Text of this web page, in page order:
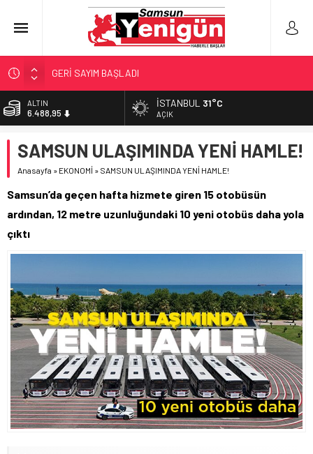
GERİ SAYIM BAŞLADI
SAMSUNSPOR’DA HEDEF 5’İNCİLİK!
‘BAFRA’YA YATIRIM YAPIN!’
YÖNETİCİ SEÇERKEN YAPILAN EN BÜYÜK HATALAR
ALTIN
6.488,95
13.798,82
DOLAR
54,9646
İSTANBUL 31°C
AÇIK
SAMSUN ULAŞIMINDA YENİ HAMLE!
Anasayfa » EKONOMİ » SAMSUN ULAŞIMINDA YENİ HAMLE!
Samsun’da geçen hafta hizmete giren 15 otobüsün
ardından, 12 metre uzunluğundaki 10 yeni otobüs daha yola
çıktı